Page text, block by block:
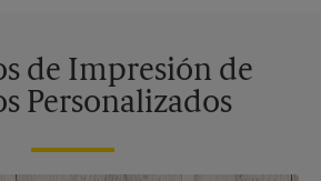
de Impresión de
Personalizados